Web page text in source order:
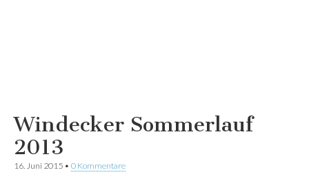
Windecker Sommerlauf
2013
16. Juni 2015 • 0 Kommentare